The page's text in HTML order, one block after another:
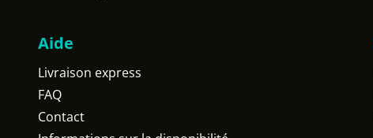
Aide
Livraison express
FAQ
Contact